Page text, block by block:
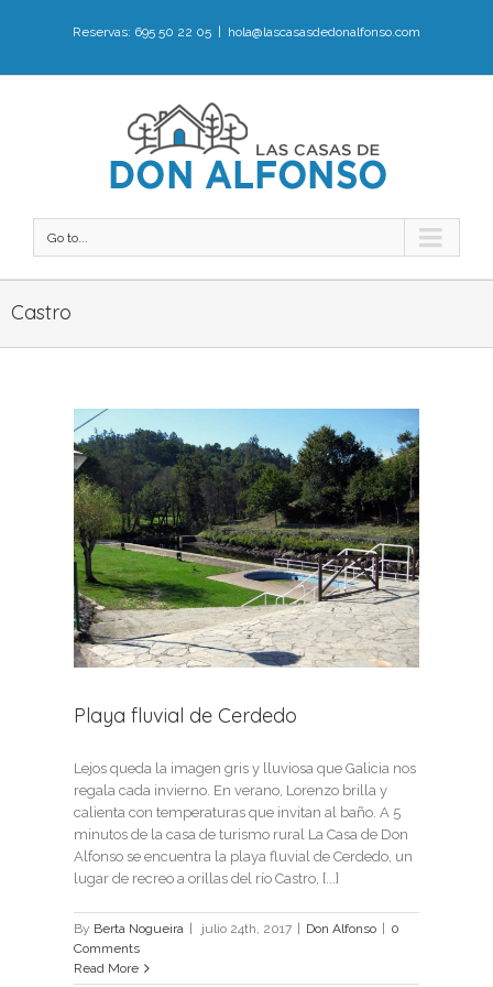
Reservas: 695 50 22 05 hola@lascasasdedonalfonso.com
Go to...
Castro
Playa fluvial de Cerdedo
Lejos queda la imagen gris y lluviosa que Galicia nos
regala cada invierno. En verano, Lorenzo brilla y
calienta con temperaturas que invitan al baño. A 5
minutos de la casa de turismo rural La Casa de Don
Alfonso se encuentra la playa fluvial de Cerdedo, un
lugar de recreo a orillas del río Castro, [...]
By Berta Nogueira julio 24th, 2017 Don Alfonso
0
Comments
Read More